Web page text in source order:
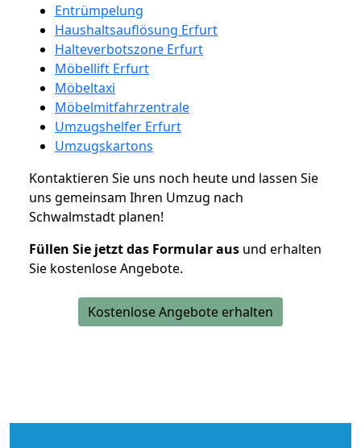
Entrümpelung
Haushaltsauflösung Erfurt
Halteverbotszone Erfurt
Möbellift Erfurt
Möbeltaxi
Möbelmitfahrzentrale
Umzugshelfer Erfurt
Umzugskartons
Kontaktieren Sie uns noch heute und lassen Sie
uns gemeinsam Ihren Umzug nach
Schwalmstadt planen!
Füllen Sie jetzt das Formular aus und erhalten
Sie kostenlose Angebote.
Kostenlose Angebote erhalten